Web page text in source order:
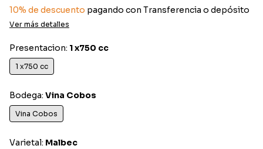
10% de descuento pagando con Transferencia o depósito
Ver más detalles
Presentacion: 1 x750 cc
1 x750 cc
Bodega: Vina Cobos
Vina Cobos
Varietal: Malbec